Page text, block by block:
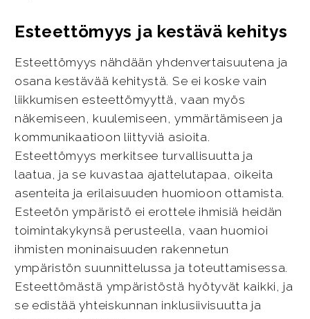
Esteettömyys ja kestävä kehitys
Esteettömyys nähdään yhdenvertaisuutena ja
osana kestävää kehitystä. Se ei koske vain
liikkumisen esteettömyyttä, vaan myös
näkemiseen, kuulemiseen, ymmärtämiseen ja
kommunikaatioon liittyviä asioita.
Esteettömyys merkitsee turvallisuutta ja
laatua, ja se kuvastaa ajattelutapaa, oikeita
asenteita ja erilaisuuden huomioon ottamista.
Esteetön ympäristö ei erottele ihmisiä heidän
toimintakykynsä perusteella, vaan huomioi
ihmisten moninaisuuden rakennetun
ympäristön suunnittelussa ja toteuttamisessa.
Esteettömästä ympäristöstä hyötyvät kaikki, ja
se edistää yhteiskunnan inklusiivisuutta ja